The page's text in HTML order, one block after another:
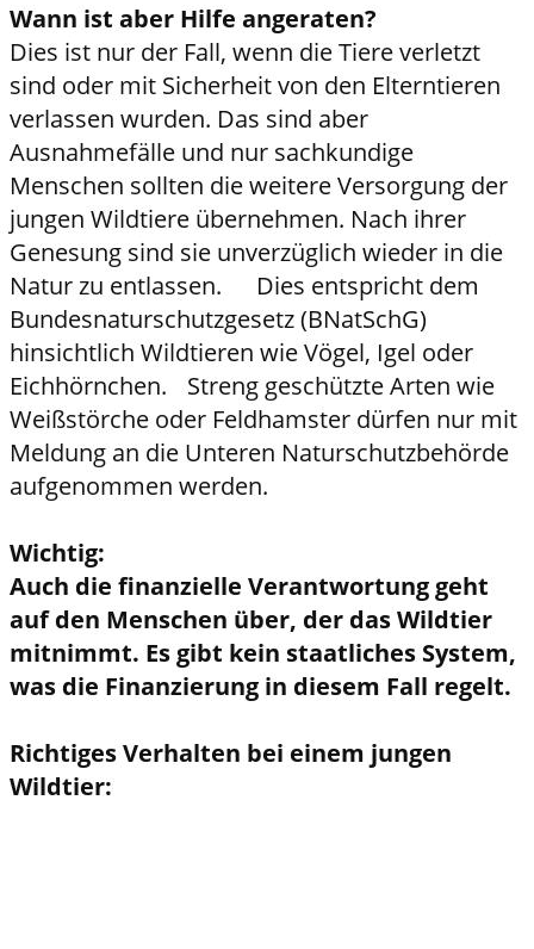
Wann ist aber Hilfe angeraten?
Dies ist nur der Fall, wenn die Tiere verletzt
sind oder mit Sicherheit von den Elterntieren
verlassen wurden. Das sind aber
Ausnahmefälle und nur sachkundige
Menschen sollten die weitere Versorgung der
jungen Wildtiere übernehmen. Nach ihrer
Genesung sind sie unverzüglich wieder in die
Natur zu entlassen. Dies entspricht dem
Bundesnaturschutzgesetz (BNatSchG)
hinsichtlich Wildtieren wie Vögel, Igel oder
Eichhörnchen. Streng geschützte Arten wie
Weißstörche oder Feldhamster dürfen nur mit
Meldung an die Unteren Naturschutzbehörde
aufgenommen werden.
Wichtig:
Auch die finanzielle Verantwortung geht
auf den Menschen über, der das Wildtier
mitnimmt. Es gibt kein staatliches System,
was die Finanzierung in diesem Fall regelt.
Richtiges Verhalten bei einem jungen
Wildtier: